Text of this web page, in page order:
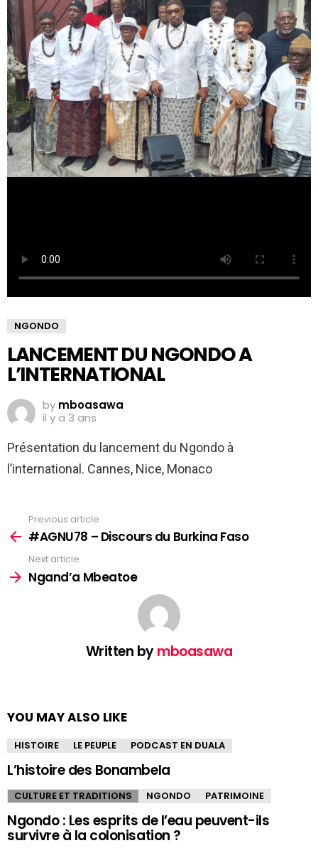
NGONDO
LANCEMENT DU NGONDO A
L’INTERNATIONAL
by mboasawa
il y a 3 ans
Présentation du lancement du Ngondo à
l’international. Cannes, Nice, Monaco
more
Previous article
#AGNU78 – Discours du Burkina Faso
Next article
Ngand’a Mbeatoe
Written bymboasawa
YOU MAY ALSO LIKE
HISTOIRE LE PEUPLE PODCAST EN DUALA
L’histoire des Bonambela
CULTURE ET TRADITIONS NGONDO PATRIMOINE
Ngondo : Les esprits de l’eau peuvent-ils
survivre à la colonisation ?